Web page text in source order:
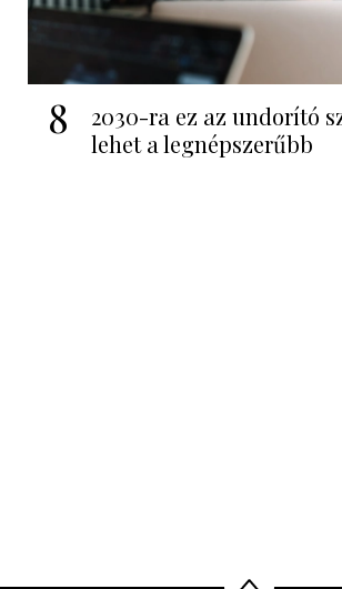
8
2030-ra ez az undorító
lehet a legnépszerűbb